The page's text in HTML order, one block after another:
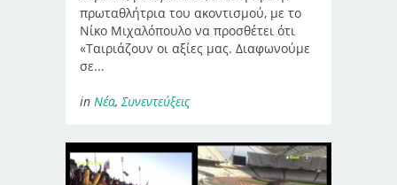
πρωταθλήτρια του ακοντισμού, με το
Νίκο Μιχαλόπουλο να προσθέτει ότι
«Ταιριάζουν οι αξίες μας. Διαφωνούμε
σε...
in Νέα,Συνεντεύξεις